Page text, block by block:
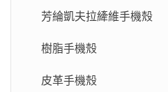
芳綸凱夫拉縴維手機殼
樹脂手機殼
皮革手機殼